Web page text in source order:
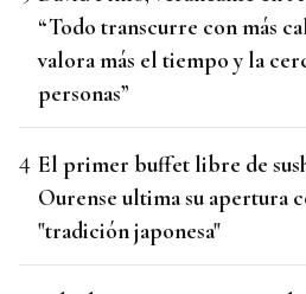
“Todo transcurre con más
valora más el tiempo y la
personas”
El primer buffet libre de
Ourense ultima su apertura
"tradición japonesa"